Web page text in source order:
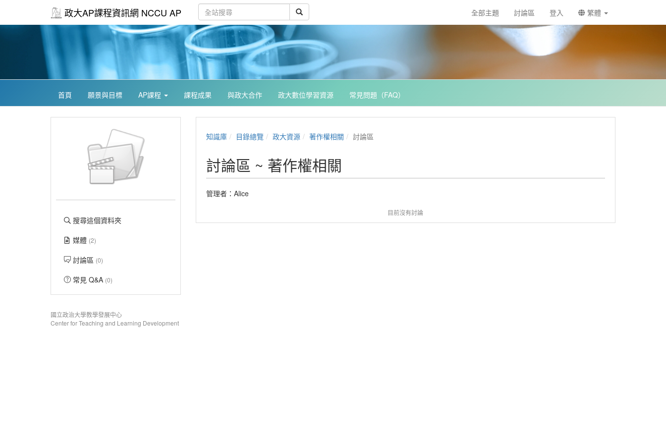
政大AP課程資訊網 NCCU AP 全部主題 討論區 登入 繁體
首頁 願景與目標 AP課程 課程成果 與政大合作 政大數位學習資源 常見問題（FAQ）
搜尋這個資料夾
媒體 (2)
討論區 (0)
常見 Q&A (0)
知識庫 目錄總覽 政大資源 著作權相關 討論區
討論區 ~ 著作權相關
管理者： Alice
目前沒有討論
國立政治大學教學發展中心
Center for Teaching and Learning Development